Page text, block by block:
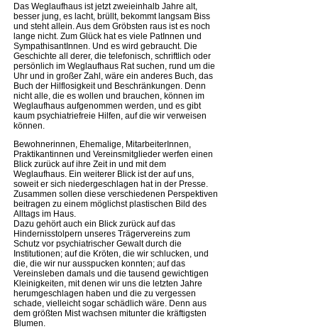
Das Weglaufhaus ist jetzt zweieinhalb Jahre alt,
besser jung, es lacht, brüllt, bekommt langsam Biss
und steht allein. Aus dem Gröbsten raus ist es noch
lange nicht. Zum Glück hat es viele PatInnen und
SympathisantInnen. Und es wird gebraucht. Die
Geschichte all derer, die telefonisch, schriftlich oder
persönlich im Weglaufhaus Rat suchen, rund um die
Uhr und in großer Zahl, wäre ein anderes Buch, das
Buch der Hilflosigkeit und Beschränkungen. Denn
nicht alle, die es wollen und brauchen, können im
Weglaufhaus aufgenommen werden, und es gibt
kaum psychiatriefreie Hilfen, auf die wir verweisen
können.
Bewohnerinnen, Ehemalige, MitarbeiterInnen,
Praktikantinnen und Vereinsmitglieder werfen einen
Blick zurück auf ihre Zeit in und mit dem
Weglaufhaus. Ein weiterer Blick ist der auf uns,
soweit er sich niedergeschlagen hat in der Presse.
Zusammen sollen diese verschiedenen Perspektiven
beitragen zu einem möglichst plastischen Bild des
Alltags im Haus.
Dazu gehört auch ein Blick zurück auf das
Hindernisstolpern unseres Trägervereins zum
Schutz vor psychiatrischer Gewalt durch die
Institutionen; auf die Kröten, die wir schlucken, und
die, die wir nur ausspucken konnten; auf das
Vereinsleben damals und die tausend gewichtigen
Kleinigkeiten, mit denen wir uns die letzten Jahre
herumgeschlagen haben und die zu vergessen
schade, vielleicht sogar schädlich wäre. Denn aus
dem größten Mist wachsen mitunter die kräftigsten
Blumen.